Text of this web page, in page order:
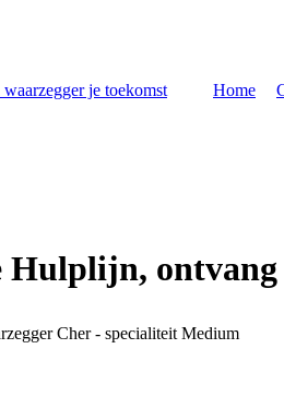
Home
Hulplijn,
Cher - specialiteit Medium